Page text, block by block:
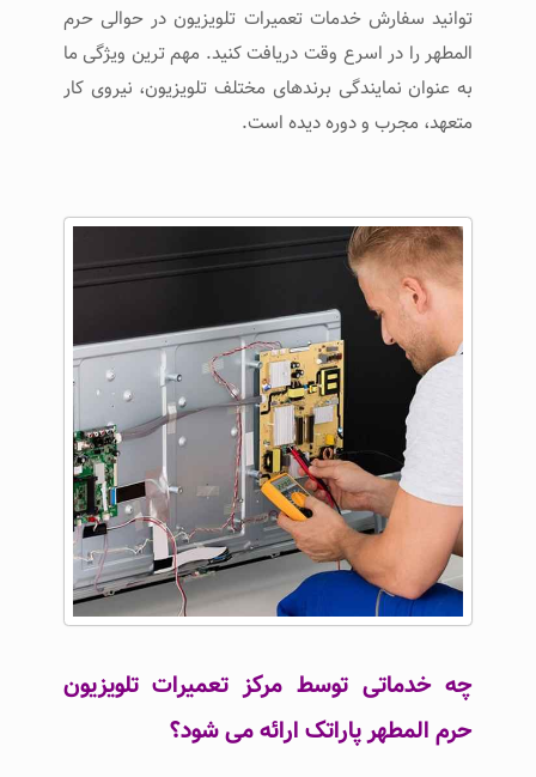
توانید سفارش خدمات تعمیرات تلویزیون در حوالی حرم
المطهر را در اسرع وقت دریافت کنید. مهم ترین ویژگی ما
به عنوان نمایندگی برندهای مختلف تلویزیون، نیروی کار
متعهد، مجرب و دوره دیده است.
چه خدماتی توسط مرکز تعمیرات تلویزیون
حرم المطهر پاراتک ارائه می شود؟